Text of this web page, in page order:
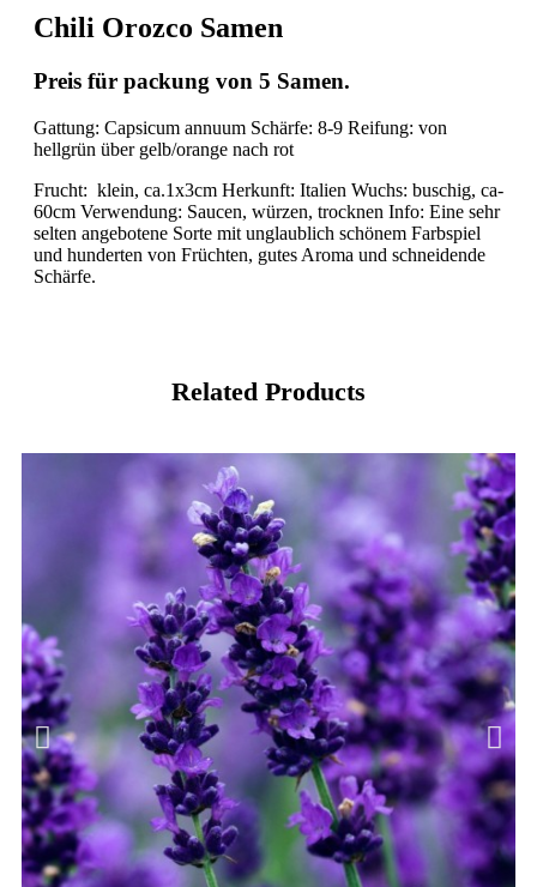
Chili Orozco Samen
Preis für packung von 5 Samen.
Gattung: Capsicum annuum Schärfe: 8-9 Reifung: von
hellgrün über gelb/orange nach rot
Frucht: klein, ca.1x3cm Herkunft: Italien Wuchs: buschig, ca-
60cm Verwendung: Saucen, würzen, trocknen Info: Eine sehr
selten angebotene Sorte mit unglaublich schönem Farbspiel
und hunderten von Früchten, gutes Aroma und schneidende
Schärfe.
Related Products